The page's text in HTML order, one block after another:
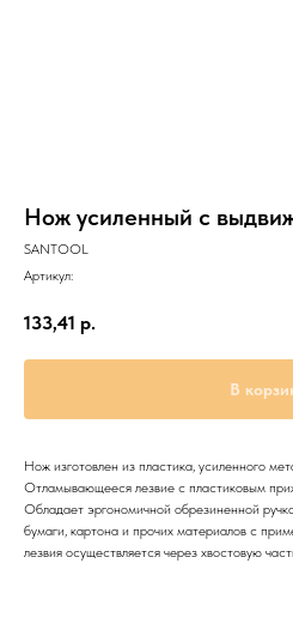
Нож усиленный с
SANTOOL
Артикул:
133,41 р.
В
Нож изготовлен из пластика, усиленного
Отламывающееся лезвие с пластиковым
Обладает эргономичной обрезиненной
бумаги, картона и прочих материалов с
лезвия осуществляется через хвостовую